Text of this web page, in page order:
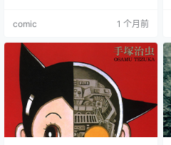
创作的上百个独立小故事，题材囊
历史寓言、温情治愈等。故事背景
横跨古今东西方，既有战争反思、
人性拷问的深刻现实向作品，也有
奇幻灵异、讽刺幽默的小故事。作
者依托医学…
comic 1 个月前